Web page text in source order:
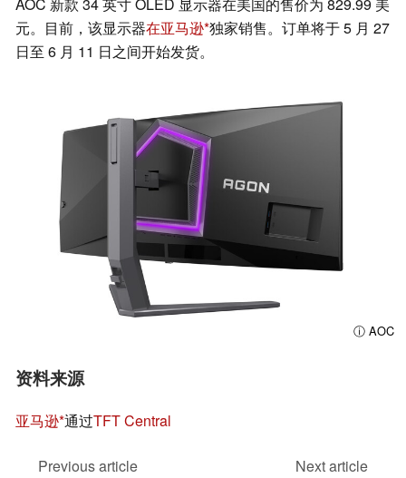
元。目前，该显示器在亚马逊 独家销售。订单将于 5 月 27
日至 6 月 11 日之间开始发货。
ⓘ AOC
资料来源
亚马逊 通过TFT Central
Previous article
Next article